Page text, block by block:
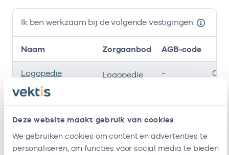
Deze website maakt gebruik van cookies
We gebruiken cookies om content en advertenties te
personaliseren, om functies voor social media te bieden
Ik ben werkzaam bij de volgende vestigingen
Naam Zorgaanbod AGB-code
Logopedie
Praktijk Zuilen
Logopedie - 03-
Logopediepraktijk
Zee En Duinwijk
- 01-
Meerstate Logopedie 47471431